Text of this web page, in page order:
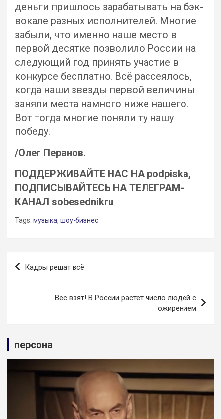
деньги пришлось зарабатывать на бэк-
вокале разных исполнителей. Многие
забыли, что именно наше место в
первой десятке позволило России на
следующий год принять участие в
конкурсе бесплатно. Всё рассеялось,
когда наши звезды первой величины
заняли места намного ниже нашего.
Вот тогда многие поняли ту нашу
победу.
/Олег Перанов.
ПОДДЕРЖИВАЙТЕ НАС НА podpiska,
ПОДПИСЫВАЙТЕСЬ НА ТЕЛЕГРАМ-
КАНАЛ sobesednikru
Tags: музыка, шоу-бизнес
Навигация
Кадры решат всё
Вес взят! В России растет число людей с
ожирением
персона